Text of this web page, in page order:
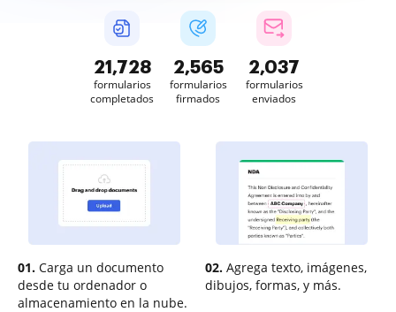
21,729
formularios
completados
2,565
formularios
firmados
2,037
formularios
enviados
01. Carga un documento
desde tu ordenador o
almacenamiento en la nube.
02. Agrega texto, imágenes,
dibujos, formas, y más.